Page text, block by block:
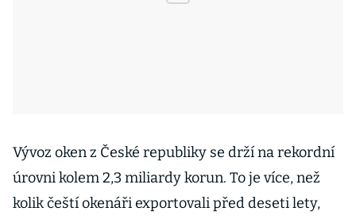
Vývoz oken z České republiky se drží na rekordní
úrovni kolem 2,3 miliardy korun. To je více, než
kolik čeští okenáři exportovali před deseti lety,